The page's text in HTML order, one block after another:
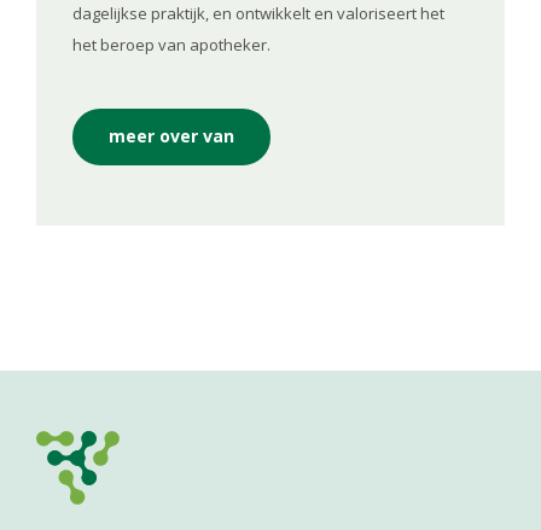
dagelijkse praktijk, en ontwikkelt en valoriseert het
het beroep van apotheker.
meer over van